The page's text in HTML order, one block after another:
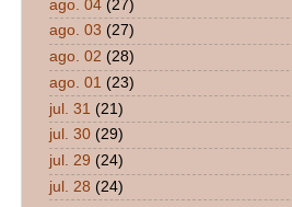
ago. 04 (27)
ago. 03 (27)
ago. 02 (28)
ago. 01 (23)
jul. 31 (21)
jul. 30 (29)
jul. 29 (24)
jul. 28 (24)